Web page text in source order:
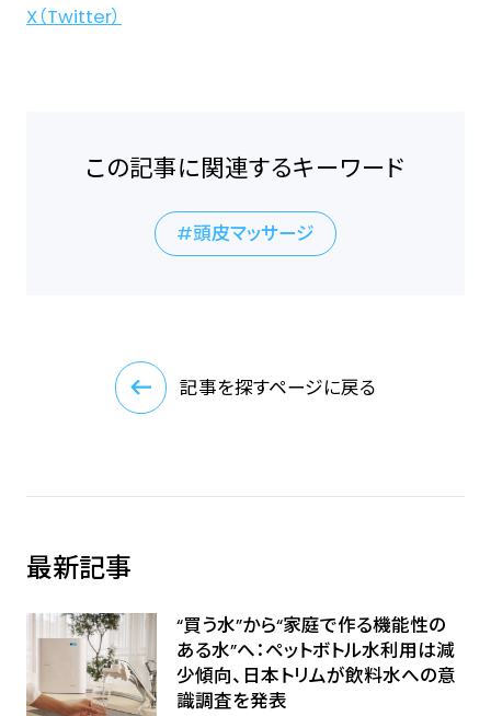
X（Twitter）
この記事に関連するキーワード
頭皮マッサージ
記事を探すページに戻る
最新記事
“買う水”から“家庭で作る機能性の
ある水”へ：ペットボトル水利用は減
少傾向、日本トリムが飲料水への意
識調査を発表